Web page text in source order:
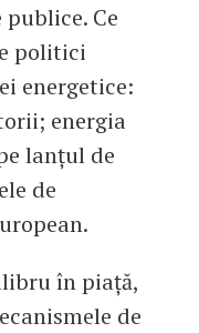
Ce
politici
energetice:
energia
lanțul de
de
în piață,
de